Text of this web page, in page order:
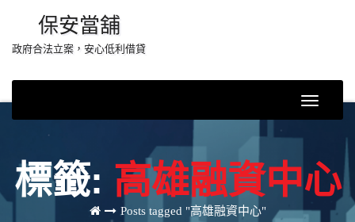
content
保安當舖
政府合法立案，安心低利借貸
Toggle
標籤: 高雄融資中心
Posts tagged "高雄融資中心"